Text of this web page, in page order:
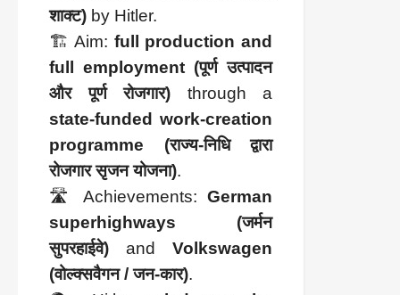
शाक्ट) by Hitler.
🏗️ Aim: full production and
full employment (पूर्ण उत्पादन
और पूर्ण रोजगार) through a
state-funded work-creation
programme (राज्य-निधि द्वारा
रोजगार सृजन योजना).
🛣️ Achievements: German
superhighways (जर्मन
सुपरहाईवे) and Volkswagen
(वोल्क्सवैगन / जन-कार).